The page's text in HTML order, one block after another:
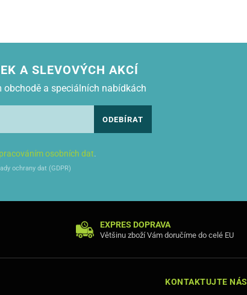
A SLEVOVÝCH AKCÍ
a speciálních nabídkách
ODEBÍRAT
osobních dat.
ochrany dat (GDPR)
EXPRES DOPRAVA
Většinu zboží Vám doručíme do celé EU
KONTAKTUJTE NÁS